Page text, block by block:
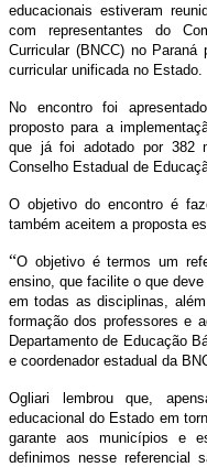
educacionais estiveram
com representantes do
Curricular (BNCC) no
curricular unificada no Estado.
No encontro foi
proposto para a
que já foi adotado por 382
Conselho Estadual de
O objetivo do encontro é
também aceitem a proposta
“O objetivo é termos um
ensino, que facilite o que
em todas as disciplinas,
formação dos professores e
Departamento de Educação
e coordenador estadual da
Ogliari lembrou que,
educacional do Estado em
garante aos municípios e
definimos nesse referencial